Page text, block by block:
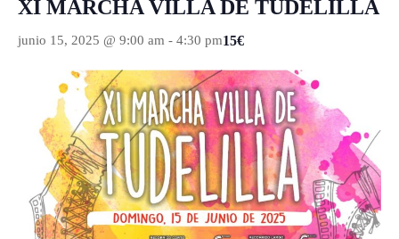
XI MARCHA VILLA DE TUDELILLA
junio 15, 2025 @ 9:00 am - 4:30 pm15€